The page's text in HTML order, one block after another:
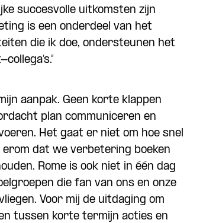
succesvolle uitkomsten zijn
is een onderdeel van het
die ik doe, ondersteunen het
aanpak. Geen korte klappen
plan communiceren en
Het gaat er niet om hoe snel
dat we verbetering boeken
Rome is ook niet in één dag
die fan van ons en onze
Voor mij de uitdaging om
tussen korte termijn acties en